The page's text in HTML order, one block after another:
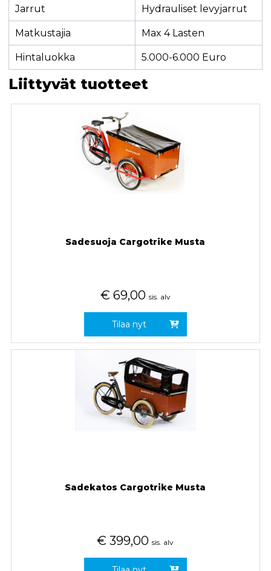
Jarrut Hydrauliset levyjarrut
Matkustajia Max 4 Lasten
Hintaluokka 5.000-6.000 Euro
Liittyvät tuotteet
Sadesuoja Cargotrike Musta
€ 69,00 sis. alv
Tilaa nyt
Sadekatos Cargotrike Musta
€ 399,00 sis. alv